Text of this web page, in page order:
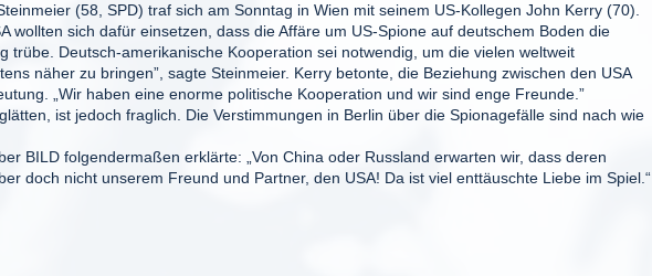
(58, SPD) traf sich am Sonntag in Wien mit seinem US-Kollegen John Kerry (70).
wollten sich dafür einsetzen, dass die Affäre um US-Spione auf deutschem Boden die
trübe. Deutsch-amerikanische Kooperation sei notwendig, um die vielen weltweit
näher zu bringen”, sagte Steinmeier. Kerry betonte, die Beziehung zwischen den USA
„Wir haben eine enorme politische Kooperation und wir sind enge Freunde.”
ist jedoch fraglich. Die Verstimmungen in Berlin über die Spionagefälle sind nach wie
BILD folgendermaßen erklärte: „Von China oder Russland erwarten wir, dass deren
doch nicht unserem Freund und Partner, den USA! Da ist viel enttäuschte Liebe im Spiel.“